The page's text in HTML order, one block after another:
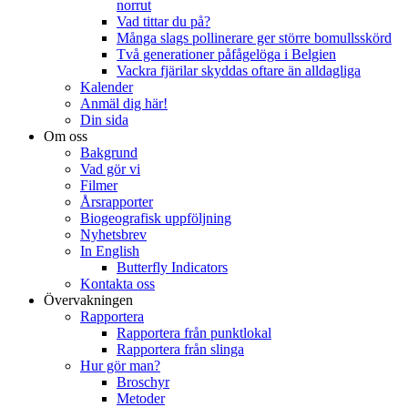
norrut
Vad tittar du på?
Många slags pollinerare ger större bomullsskörd
Två generationer påfågelöga i Belgien
Vackra fjärilar skyddas oftare än alldagliga
Kalender
Anmäl dig här!
Din sida
Om oss
Bakgrund
Vad gör vi
Filmer
Årsrapporter
Biogeografisk uppföljning
Nyhetsbrev
In English
Butterfly Indicators
Kontakta oss
Övervakningen
Rapportera
Rapportera från punktlokal
Rapportera från slinga
Hur gör man?
Broschyr
Metoder